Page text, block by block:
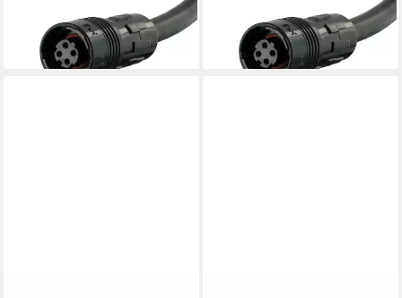
Batterie-Ladegerät
159,85 €
lieferbar - in 3-4 Werktagen bei dir
Batterie-Ladegerät
159,85 €
lieferbar - in 3-4 Werktagen bei dir